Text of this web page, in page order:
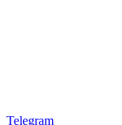
Telegram